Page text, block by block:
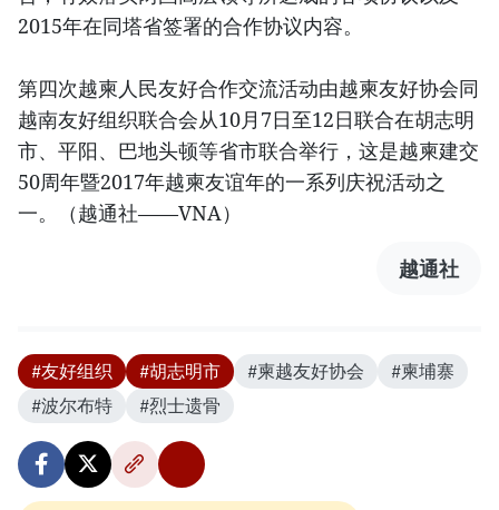
2015年在同塔省签署的合作协议内容。
第四次越柬人民友好合作交流活动由越柬友好协会同
越南友好组织联合会从10月7日至12日联合在胡志明
市、平阳、巴地头顿等省市联合举行，这是越柬建交
50周年暨2017年越柬友谊年的一系列庆祝活动之
一。（越通社——VNA）
越通社
#友好组织 #胡志明市 #柬越友好协会
#柬埔寨
#波尔布特
#烈士遗骨